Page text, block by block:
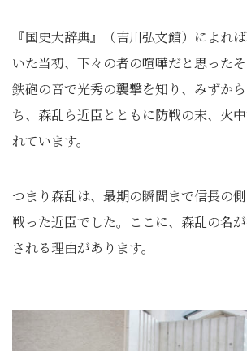
『国史大辞典』（吉川弘文館）によれ
いた当初、下々の者の喧嘩だと思ったそ
鉄砲の音で光秀の襲撃を知り、みずか
ち、森乱ら近臣とともに防戦の末、火
れています。
つまり森乱は、最期の瞬間まで信長の
戦った近臣でした。ここに、森乱の名
される理由があります。